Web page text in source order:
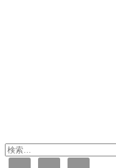
検
索: